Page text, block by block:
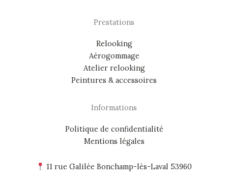
Prestations
Relooking
Aérogommage
Atelier relooking
Peintures & accessoires
Informations
Politique de confidentialité
Mentions légales
11 rue Galilée Bonchamp-lès-Laval 53960